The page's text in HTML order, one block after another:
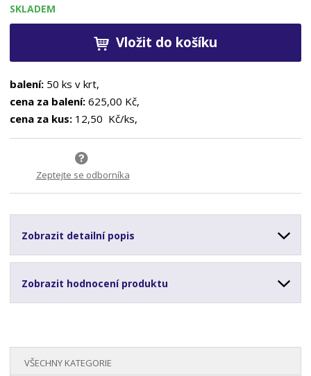
SKLADEM
Vložit do košíku
balení: 50 ks v krt,
cena za balení: 625,00 Kč,
cena za kus: 12,50 Kč/ks,
Zeptejte se odborníka
Zobrazit detailní popis
Zobrazit hodnocení produktu
VŠECHNY KATEGORIE